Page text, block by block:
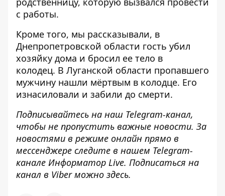
с работы.
Кроме того, мы рассказывали, в
Днепропетровской области гость убил
хозяйку дома и бросил ее тело в
колодец. В Луганской области пропавшего
мужчину нашли мёртвым в колодце. Его
изнасиловали и забили до смерти.
Подписывайтесь на наш Telegram-канал,
чтобы не пропустить важные новости. За
новостями в режиме онлайн прямо в
мессенджере следите в нашем Telegram-
канале Информатор Live. Подписаться на
канал в Viber можно здесь.